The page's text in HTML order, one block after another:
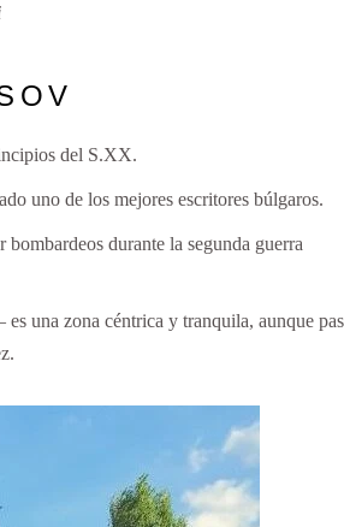
del S.XX.
uno de los mejores escritores búlgaros.
durante la segunda guerra
es una zona céntrica y tranquila, aunque